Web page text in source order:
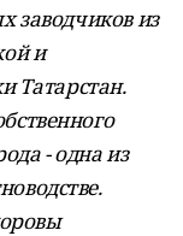
заводчиков из
и
Татарстан.
- одна из